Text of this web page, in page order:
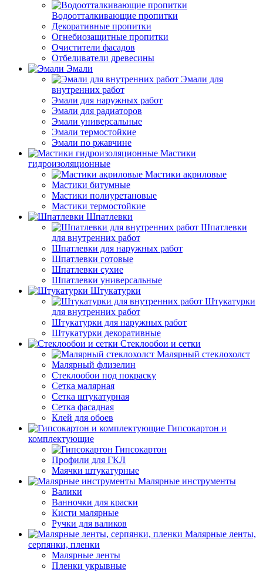
Водоотталкивающие пропитки
Декоративные пропитки
Огнебиозащитные пропитки
Очистители фасадов
Отбеливатели древесины
Эмали
Эмали для
внутренних работ
Эмали для наружных работ
Эмали для радиаторов
Эмали универсальные
Эмали термостойкие
Эмали по ржавчине
Мастики
гидроизоляционные
Мастики акриловые
Мастики битумные
Мастики полиуретановые
Мастики термостойкие
Шпатлевки
Шпатлевки
для внутренних работ
Шпатлевки для наружных работ
Шпатлевки готовые
Шпатлевки сухие
Шпатлевки универсальные
Штукатурки
Штукатурки
для внутренних работ
Штукатурки для наружных работ
Штукатурки декоративные
Стеклообои и сетки
Малярный стеклохолст
Малярный флизелин
Стеклообои под покраску
Сетка малярная
Сетка штукатурная
Сетка фасадная
Клей для обоев
Гипсокартон и
комплектующие
Гипсокартон
Профили для ГКЛ
Маячки штукатурные
Малярные инструменты
Валики
Ванночки для краски
Кисти малярные
Ручки для валиков
Малярные ленты,
серпянки, пленки
Малярные ленты
Пленки укрывные